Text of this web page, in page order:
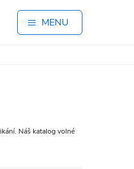
MENU
Náš katalog volné